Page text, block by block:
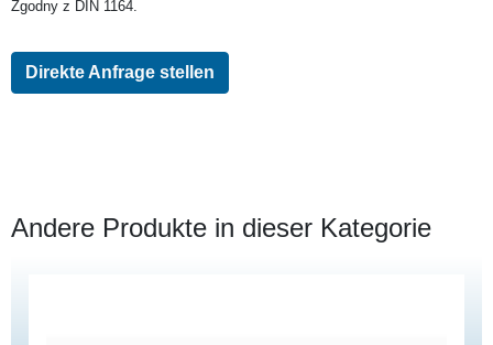
Zgodny z DIN 1164.
Direkte Anfrage stellen
Andere Produkte in dieser Kategorie